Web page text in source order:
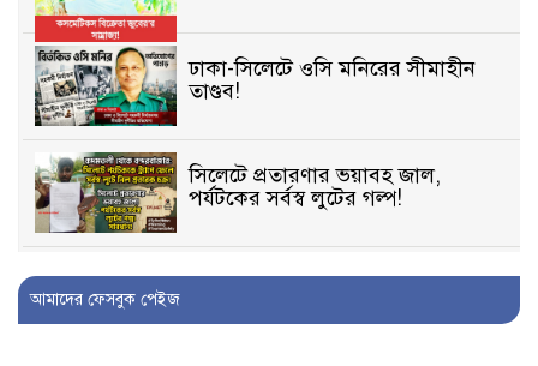
ঢাকা-সিলেটে ওসি মনিরের সীমাহীন
তাণ্ডব!
সিলেটে প্রতারণার ভয়াবহ জাল,
পর্যটকের সর্বস্ব লুটের গল্প!
বিআইডিসি’তে ১৫ বছরের দখলদারিত্ব
আমাদের ফেসবুক পেইজ